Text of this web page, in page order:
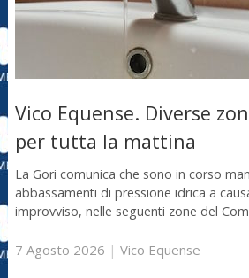
Vico Equense. Diverse
per tutta la mattina
La Gori comunica che sono in corso
abbassamenti di pressione idrica a
improvviso, nelle seguenti zone del
7 Agosto 2026 | Vico Equense